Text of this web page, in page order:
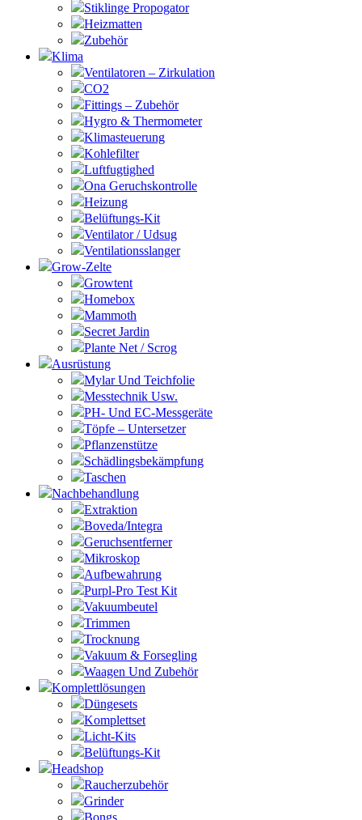
Stiklinge Propogator
Heizmatten
Zubehör
Klima
Ventilatoren – Zirkulation
CO2
Fittings – Zubehör
Hygro & Thermometer
Klimasteuerung
Kohlefilter
Luftfugtighed
Ona Geruchskontrolle
Heizung
Belüftungs-Kit
Ventilator / Udsug
Ventilationsslanger
Grow-Zelte
Growtent
Homebox
Mammoth
Secret Jardin
Plante Net / Scrog
Ausrüstung
Mylar Und Teichfolie
Messtechnik Usw.
PH- Und EC-Messgeräte
Töpfe – Untersetzer
Pflanzenstütze
Schädlingsbekämpfung
Taschen
Nachbehandlung
Extraktion
Boveda/Integra
Geruchsentferner
Mikroskop
Aufbewahrung
Purpl-Pro Test Kit
Vakuumbeutel
Trimmen
Trocknung
Vakuum & Forsegling
Waagen Und Zubehör
Komplettlösungen
Düngesets
Komplettset
Licht-Kits
Belüftungs-Kit
Headshop
Raucherzubehör
Grinder
Bongs